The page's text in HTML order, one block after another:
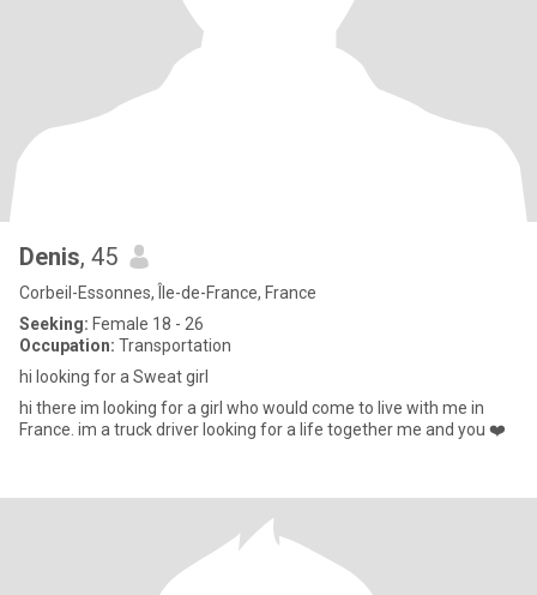
Denis, 45
Corbeil-Essonnes, Île-de-France, France
Seeking: Female 18 - 26
Occupation: Transportation
hi looking for a Sweat girl
hi there im looking for a girl who would come to live with me in
France. im a truck driver looking for a life together me and you ❤️